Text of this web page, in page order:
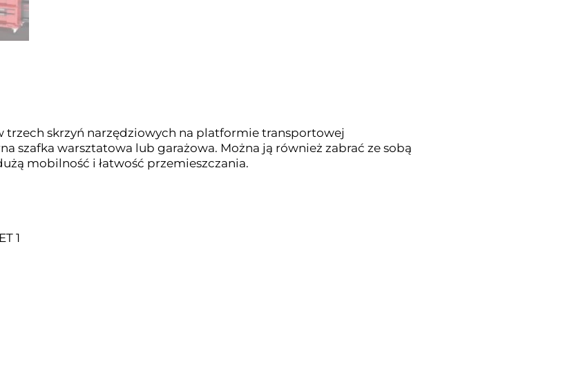
trzech skrzyń narzędziowych na platformie transportowej
szafka warsztatowa lub garażowa. Można ją również zabrać ze sobą
mobilność i łatwość przemieszczania.
1